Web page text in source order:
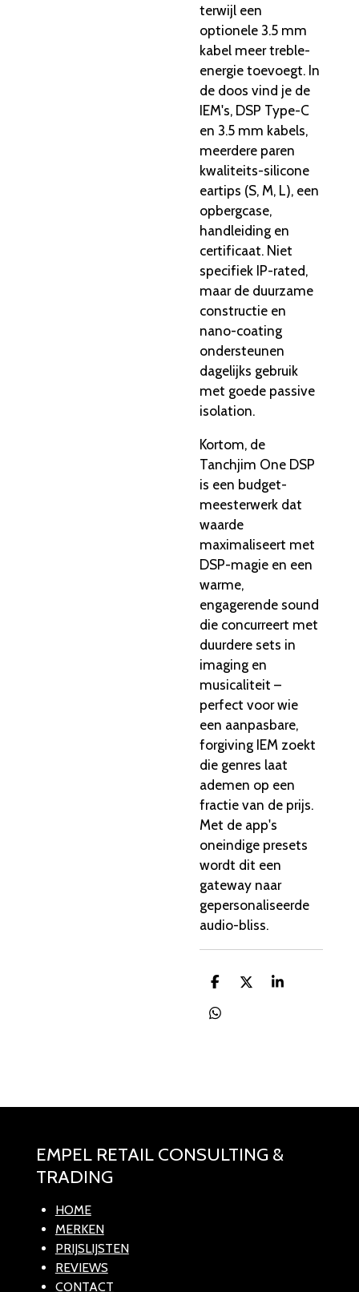
terwijl een
optionele 3.5 mm
kabel meer treble-
energie toevoegt. In
de doos vind je de
IEM's, DSP Type-C
en 3.5 mm kabels,
meerdere paren
kwaliteits-silicone
eartips (S, M, L), een
opbergcase,
handleiding en
certificaat. Niet
specifiek IP-rated,
maar de duurzame
constructie en
nano-coating
ondersteunen
dagelijks gebruik
met goede passive
isolation.
Kortom, de
Tanchjim One DSP
is een budget-
meesterwerk dat
waarde
maximaliseert met
DSP-magie en een
warme,
engagerende sound
die concurreert met
duurdere sets in
imaging en
musicaliteit –
perfect voor wie
een aanpasbare,
forgiving IEM zoekt
die genres laat
ademen op een
fractie van de prijs.
Met de app's
oneindige presets
wordt dit een
gateway naar
gepersonaliseerde
audio-bliss.
D
l
D
S
D
EMPEL RETAIL CONSULTING &
TRADING
HOME
MERKEN
PRIJSLIJSTEN
REVIEWS
CONTACT